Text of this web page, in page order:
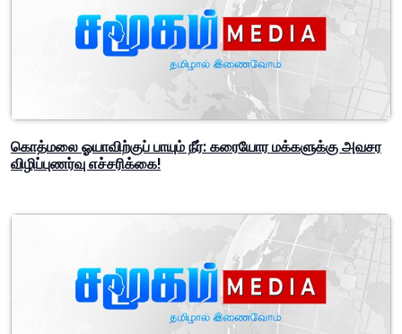
கொத்மலை ஓயாவிற்குப் பாயும் நீர்: கரையோர மக்களுக்கு அவசர
விழிப்புணர்வு எச்சரிக்கை!